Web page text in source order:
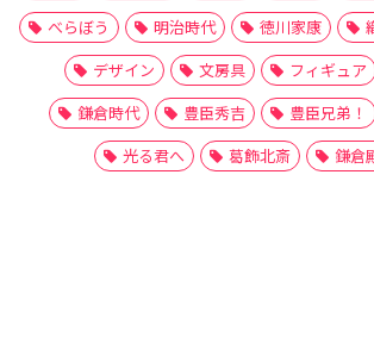
べらぼう
明治時代 徳川家康
デザイン
文房具 フィギュア
鎌倉時代
豊臣秀吉 豊臣兄弟！
光る君へ
葛飾北斎 鎌倉